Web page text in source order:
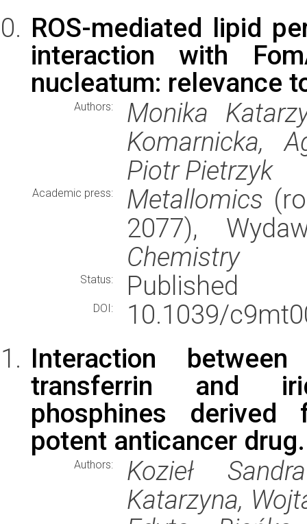
ROS-mediated lipid
interaction with
nucleatum: relevance
Authors:
Monika
Komarnicka,
Piotr Pietrzyk
Academic press: Metallomics
2077),
Chemistry
Status: Published
DOI:
10.1039/
Interaction
transferrin and
phosphines
potent anticancer drug.
Authors:
Kozieł
Katarzyna,